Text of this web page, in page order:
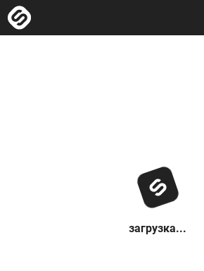
загрузка...